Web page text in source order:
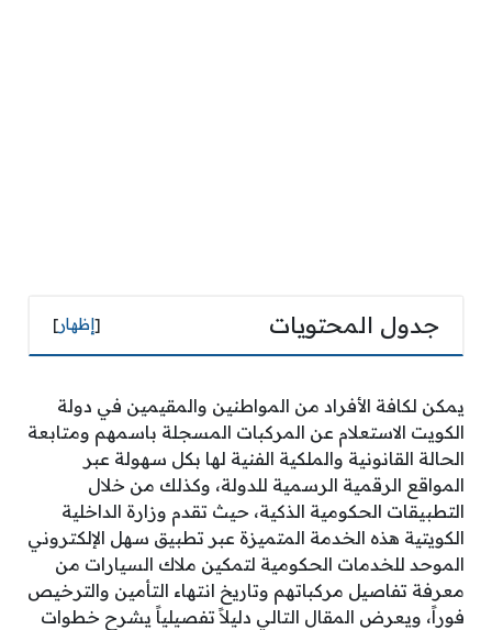
جدول المحتويات [إظهار]
يمكن لكافة الأفراد من المواطنين والمقيمين في دولة
الكويت الاستعلام عن المركبات المسجلة باسمهم ومتابعة
الحالة القانونية والملكية الفنية لها بكل سهولة عبر
المواقع الرقمية الرسمية للدولة، وكذلك من خلال
التطبيقات الحكومية الذكية، حيث تقدم وزارة الداخلية
الكويتية هذه الخدمة المتميزة عبر تطبيق سهل الإلكتروني
الموحد للخدمات الحكومية لتمكين ملاك السيارات من
معرفة تفاصيل مركباتهم وتاريخ انتهاء التأمين والترخيص
فوراً، ويعرض المقال التالي دليلاً تفصيلياً يشرح خطوات